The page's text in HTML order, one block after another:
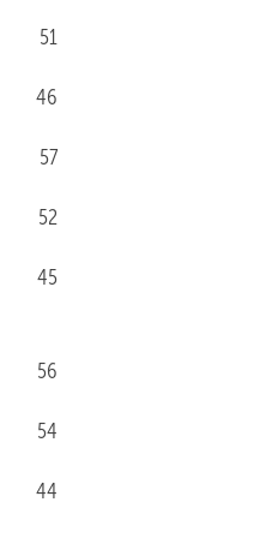
51
46
57
52
45
56
54
44